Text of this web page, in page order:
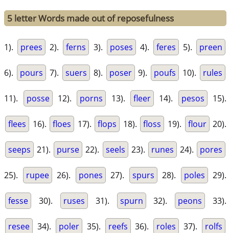
5 letter Words made out of reposefulness
1). prees 2). ferns 3). poses 4). feres 5). preen
6). pours 7). suers 8). poser 9). poufs 10). rules
11). posse 12). porns 13). fleer 14). pesos 15).
flees 16). floes 17). flops 18). floss 19). flour 20).
seeps 21). purse 22). seels 23). runes 24). pores
25). rupee 26). pones 27). spurs 28). poles 29).
fesse 30). ruses 31). spurn 32). peons 33).
resee 34). poler 35). reefs 36). roles 37). rolfs